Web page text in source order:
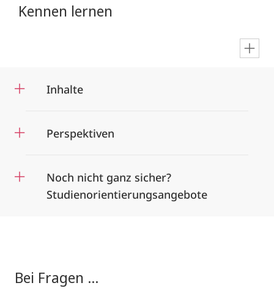
Kennen lernen
Inhalte
Perspektiven
Noch nicht ganz sicher?
Studienorientierungsangebote
Bei Fragen ...